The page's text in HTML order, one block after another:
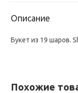
Описание
Букет из 19 шаров.
Похожие